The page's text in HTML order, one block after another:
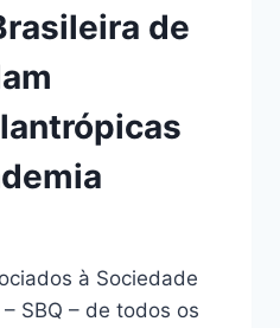
de
à Sociedade
SBQ – de todos os